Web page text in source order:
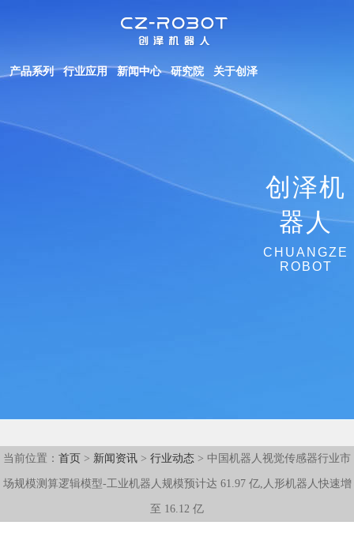
产品系列 行业应用 新闻中心 研究院 关于创泽
创泽机
器人
CHUANGZE
ROBOT
当前位置： 首页 > 新闻资讯 > 行业动态 > 中国机器人视觉传感器行业市
场规模测算逻辑模型-工业机器人规模预计达 61.97 亿,人形机器人快速增
至 16.12 亿